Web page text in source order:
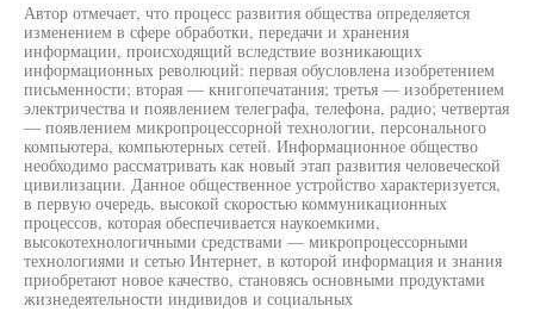
Автор отмечает, что процесс развития общества определяется
изменением в сфере обработки, передачи и хранения
информации, происходящий вследствие возникающих
информационных революций: первая обусловлена изобретением
письменности; вторая — книгопечатания; третья — изобретением
электричества и появлением телеграфа, телефона, радио; четвертая
— появлением микропроцессорной технологии, персонального
компьютера, компьютерных сетей. Информационное общество
необходимо рассматривать как новый этап развития человеческой
цивилизации. Данное общественное устройство характеризуется,
в первую очередь, высокой скоростью коммуникационных
процессов, которая обеспечивается наукоемкими,
высокотехнологичными средствами — микропроцессорными
технологиями и сетью Интернет, в которой информация и знания
приобретают новое качество, становясь основными продуктами
жизнедеятельности индивидов и социальных